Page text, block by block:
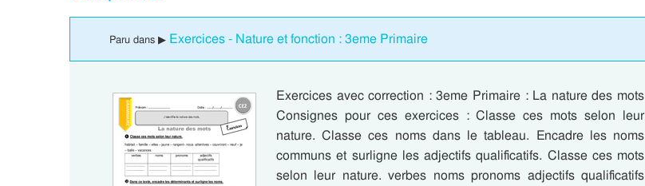
Paru dans ▶ Exercices - Nature et fonction : 3eme Primaire
Exercices avec correction : 3eme Primaire : La nature des mots
Consignes pour ces exercices : Classe ces mots selon leur
nature. Classe ces noms dans le tableau. Encadre les noms
communs et surligne les adjectifs qualificatifs. Classe ces mots
selon leur nature. verbes noms pronoms adjectifs qualificatifs